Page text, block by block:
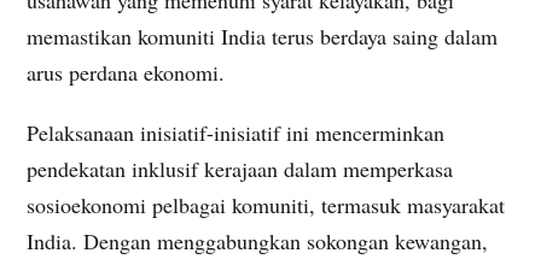
memastikan komuniti India terus berdaya saing dalam
arus perdana ekonomi.
Pelaksanaan inisiatif-inisiatif ini mencerminkan
pendekatan inklusif kerajaan dalam memperkasa
sosioekonomi pelbagai komuniti, termasuk masyarakat
India. Dengan menggabungkan sokongan kewangan,